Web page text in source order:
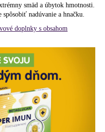
smäd a úbytok hmotnosti.
nadúvanie a hnačku.
doplnky s obsahom